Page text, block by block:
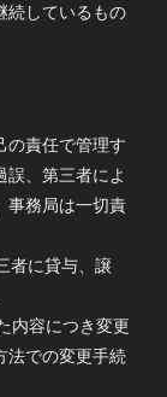
続しているもの
の責任で管理す
誤、第三者によ
事務局は一切責
者に貸与、譲
内容につき変更
法での変更手続